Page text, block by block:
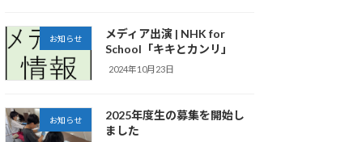
お知らせ
メディア出演 | NHK for
School「キキとカンリ」
2024年10月23日
お知らせ
2025年度生の募集を開始し
ました